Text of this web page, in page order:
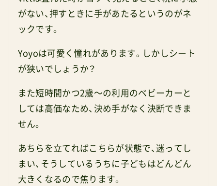
がない、押すときに手があたるというのがネ
ックです。
Yoyoは可愛く憧れがあります。しかしシート
が狭いでしょうか？
また短時間かつ2歳〜の利用のベビーカーと
しては高価なため、決め手がなく決断できま
せん。
あちらを立てればこちらが状態で、迷ってし
まい、そうしているうちに子どもはどんどん
大きくなるので焦ります。